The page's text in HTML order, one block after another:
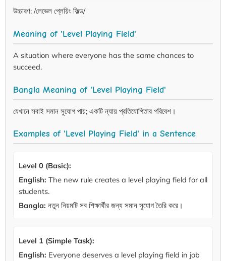
উচ্চারণ: /লেভেল প্লেয়িং ফিল্ড/
Meaning of 'Level Playing Field'
A situation where everyone has the same chances to
succeed.
Bangla Meaning of 'Level Playing Field'
যেখানে সবাই সমান সুযোগ পায়; একটি ন্যায় প্রতিযোগিতার পরিবেশ।
Examples of 'Level Playing Field' in a Sentence
Level 0 (Basic):
English: The new rule creates a level playing field for all
students.
Bangla: নতুন নিয়মটি সব শিক্ষার্থীর জন্য সমান সুযোগ তৈরি করে।
Level 1 (Simple Task):
English: Everyone deserves a level playing field in job